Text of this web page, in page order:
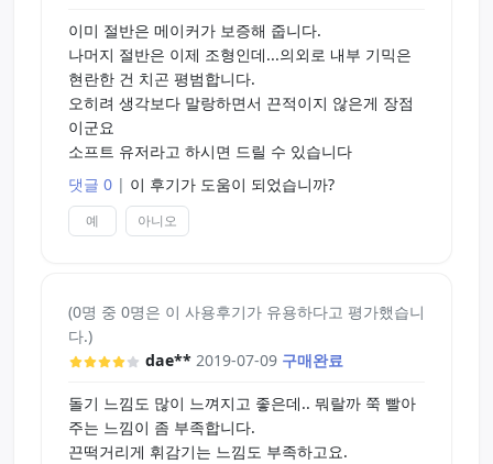
이미 절반은 메이커가 보증해 줍니다.
나머지 절반은 이제 조형인데...의외로 내부 기믹은
현란한 건 치곤 평범합니다.
오히려 생각보다 말랑하면서 끈적이지 않은게 장점
이군요
소프트 유저라고 하시면 드릴 수 있습니다
댓글 0 | 이 후기가 도움이 되었습니까?
예 아니오
(0명 중 0명은 이 사용후기가 유용하다고 평가했습니
다.)
dae** 2019-07-09 구매완료
돌기 느낌도 많이 느껴지고 좋은데.. 뭐랄까 쭉 빨아
주는 느낌이 좀 부족합니다.
끈떡거리게 휘감기는 느낌도 부족하고요.